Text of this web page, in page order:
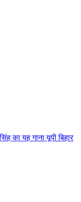
का यह गाना यूपी बिहार